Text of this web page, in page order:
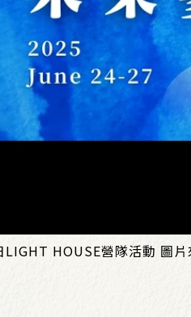
LIGHT HOUSE營隊活動 圖